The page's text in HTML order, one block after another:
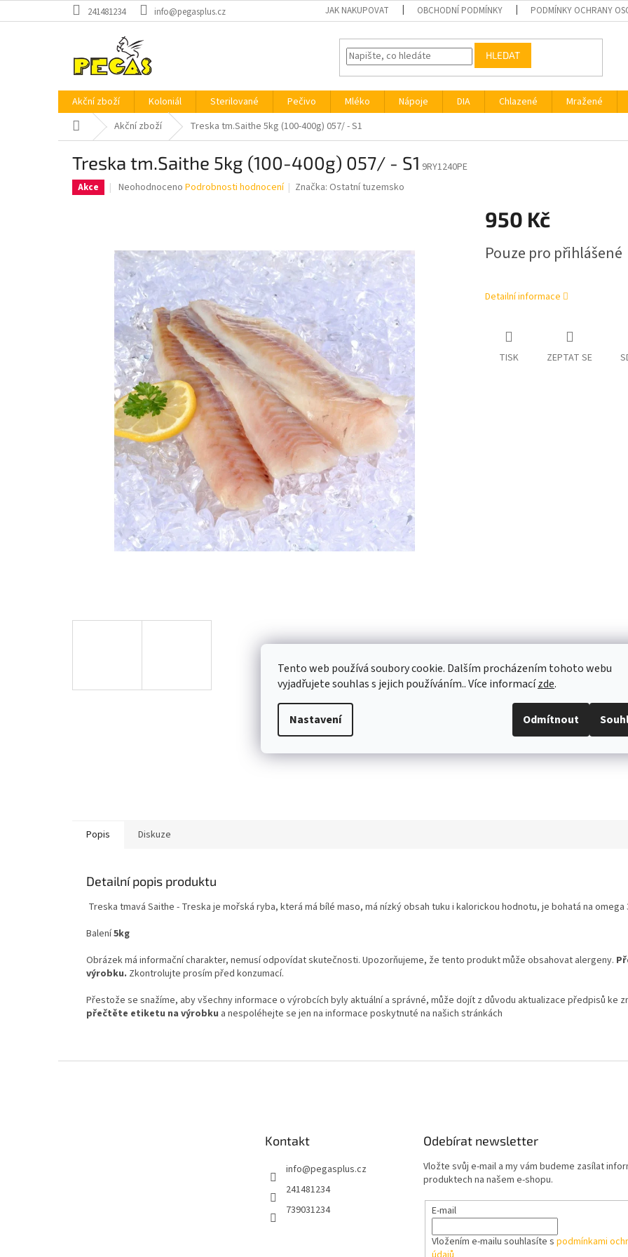
Tento web používá soubory cookie. Dalším procházením tohoto webu
vyjadřujete souhlas s jejich používáním.. Více informacízde.
Nastavení Odmítnout
na
241481234 info@pegasplus.cz JAK NAKUPOVAT OBCHODNÍ PODMÍNKY PODMÍNKY OCHRANY
HLEDAT
Akční zboží Koloniál Sterilované Pečivo Mléko Nápoje DIA Chlazené Mražené
Domů Akční zboží Treska tm.Saithe 5kg (100-400g) 057/ - S1
Treska tm.Saithe 5kg (100-400g) 057/ - S1 9RY1240PE
Akce
Průměrné
z
hvězdiček.
Neohodnoceno Podrobnosti hodnocení Značka: Ostatní tuzemsko
950 Kč
cena:
Pouze pro přihlášené
Detailní informace
TISK ZEPTAT SE
Popis Diskuze
Detailní popis produktu
Treska tmavá Saithe - Treska je mořská ryba, která má bílé maso, má nízký obsah tuku i kalorickou hodnotu, je bohatá na
Balení5kg
Obrázek má informační charakter, nemusí odpovídat skutečnosti. Upozorňujeme, že tento produkt může obsahovat alergeny.
výrobku. Zkontrolujte prosím před konzumací.
Přestože se snažíme, aby všechny informace o výrobcích byly aktuální a správné, může dojít z důvodu aktualizace předpisů ke
přečtěte etiketu na výrobku a nespoléhejte se jen na informace poskytnuté na našich stránkách
Kontakt
info@pegasplus.cz
241481234
739031234
Odebírat newsletter
Vložte svůj e-mail a my vám budeme zasílat
produktech na našem e-shopu.
E-mail
Vložením e-mailu souhlasíte s podmínkami